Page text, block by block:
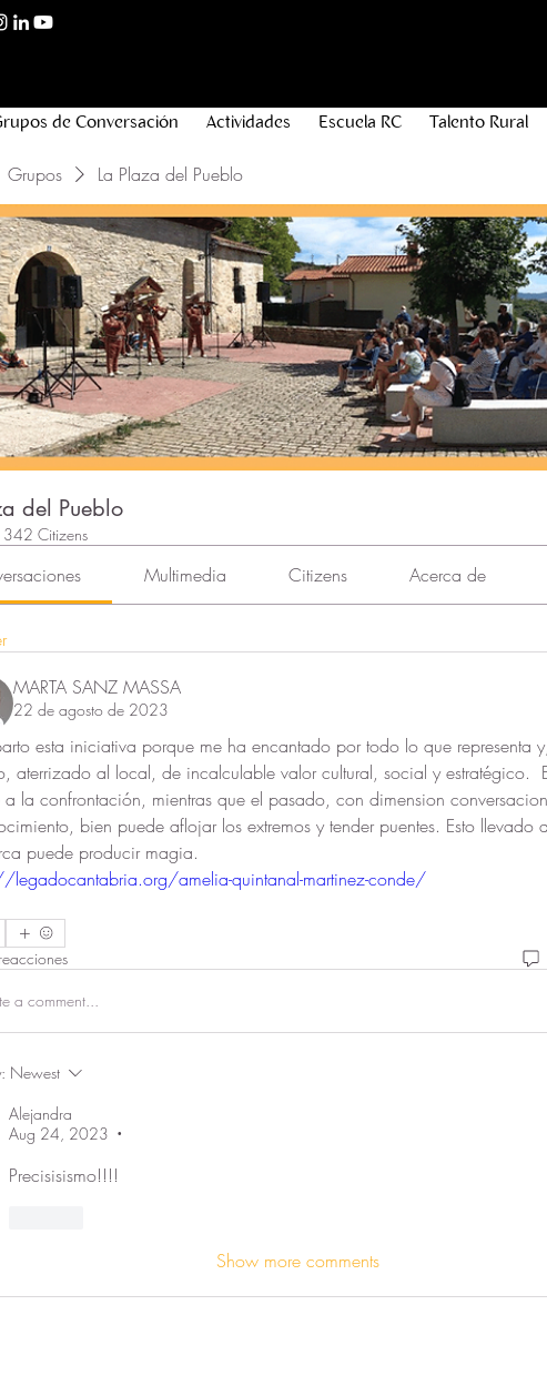
de Conversación Actividades Escuela RC Talento Rural
Grupos La Plaza del Pueblo
del Pueblo
Citizens
Multimedia Citizens Acerca de
MARTA SANZ MASSA
22 de agosto de 2023
esta iniciativa porque me ha encantado por todo lo que representa
aterrizado al local, de incalculable valor cultural, social y estratégico.
a la confrontación, mientras que el pasado, con dimension
bien puede aflojar los extremos y tender puentes. Esto llevado
puede producir magia.
legadocantabria.org/amelia-quintanal-martinez-conde/
a comment...
Newest
Alejandra
Aug 24, 2023
•
Precisisismo!!!!
Show more comments